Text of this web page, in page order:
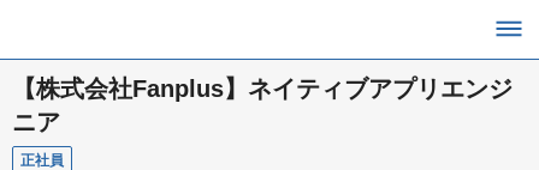
【株式会社Fanplus】ネイティブアプリエンジ
ニア
正社員